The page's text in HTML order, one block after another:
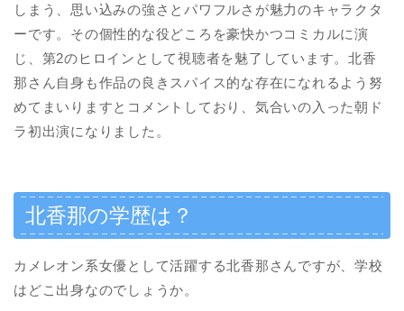
しまう、思い込みの強さとパワフルさが魅力のキャラクタ
ーです。その個性的な役どころを豪快かつコミカルに演
じ、第2のヒロインとして視聴者を魅了しています。北香
那さん自身も作品の良きスパイス的な存在になれるよう努
めてまいりますとコメントしており、気合いの入った朝ド
ラ初出演になりました。
北香那の学歴は？
カメレオン系女優として活躍する北香那さんですが、学校
はどこ出身なのでしょうか。